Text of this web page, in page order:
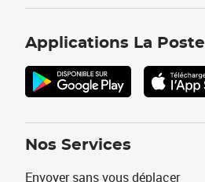
Applications La Poste
Nos Services
Envoyer sans vous déplacer